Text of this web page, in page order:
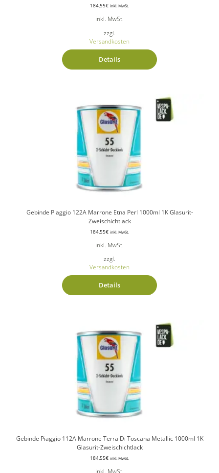
184,55€ inkl. MwSt.
inkl. MwSt.
zzgl.
Versandkosten
Details
Gebinde Piaggio 122A Marrone Etna Perl 1000ml 1K Glasurit-
Zweischichtlack
184,55€ inkl. MwSt.
inkl. MwSt.
zzgl.
Versandkosten
Details
Gebinde Piaggio 112A Marrone Terra Di Toscana Metallic 1000ml 1K
Glasurit-Zweischichtlack
184,55€ inkl. MwSt.
inkl. MwSt.